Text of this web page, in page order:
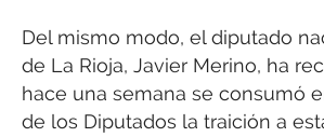
Del mismo modo, el diputado
de La Rioja, Javier Merino, ha
hace una semana se consumó
de los Diputados la traición a